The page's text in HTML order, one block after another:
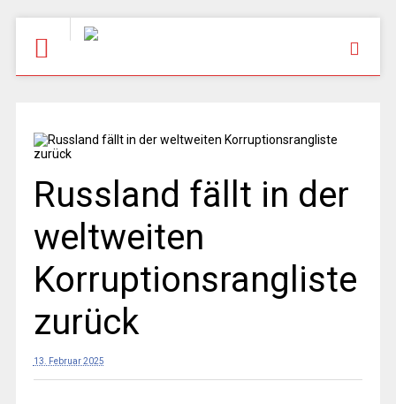
Russland fällt in der
weltweiten
Korruptionsrangliste
zurück
13. Februar 2025